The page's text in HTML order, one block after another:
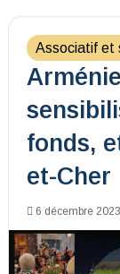
Associatif et
fonds,
et-Cher
6 décembre 2023